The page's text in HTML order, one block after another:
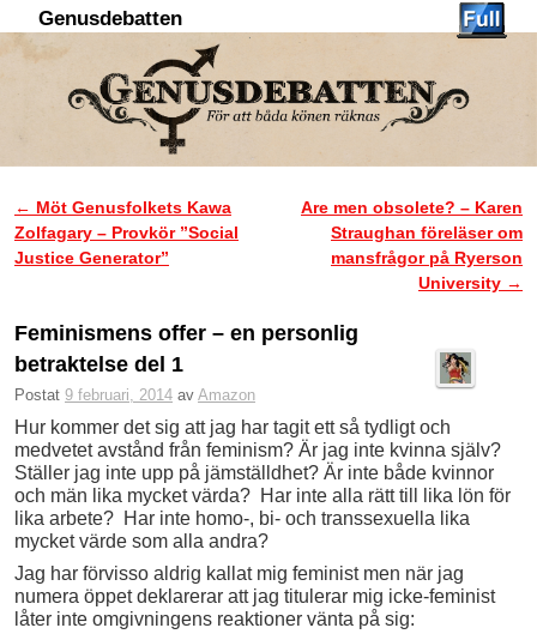
Genusdebatten
Inläggsnavigering
← Möt Genusfolkets Kawa
Zolfagary – Provkör ”Social
Justice Generator”
Are men obsolete? – Karen
Straughan föreläser om
mansfrågor på Ryerson
University →
Feminismens offer – en personlig
betraktelse del 1
Postat 9 februari, 2014 av Amazon
Hur kommer det sig att jag har tagit ett så tydligt och
medvetet avstånd från feminism? Är jag inte kvinna själv?
Ställer jag inte upp på jämställdhet? Är inte både kvinnor
och män lika mycket värda? Har inte alla rätt till lika lön för
lika arbete? Har inte homo-, bi- och transsexuella lika
mycket värde som alla andra?
Jag har förvisso aldrig kallat mig feminist men när jag
numera öppet deklarerar att jag titulerar mig icke-feminist
låter inte omgivningens reaktioner vänta på sig: